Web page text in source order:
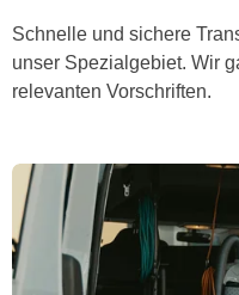
Schnelle und sichere
unser Spezialgebiet. Wir
relevanten Vorschriften.